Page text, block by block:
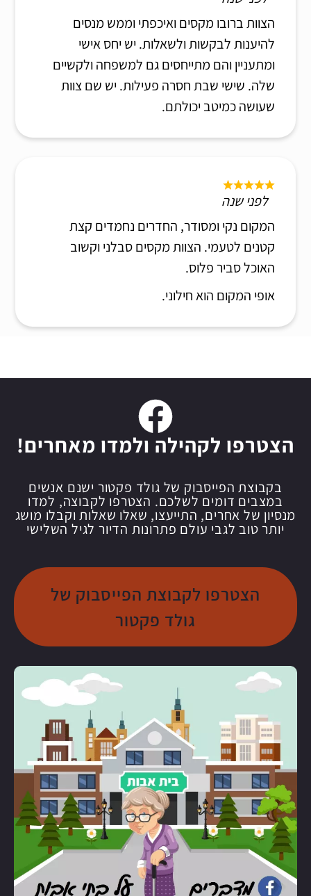
הצוות ברובו מקסים ואיכפתי וממש מנסים
להיענות לבקשות ולשאלות. יש יחס אישי
ומתעניין והם מתייחסים גם למשפחה ולקשיים
שלה. שישי שבת חסרה פעילות. יש שם צוות
שעושה כמיטב יכולתם.
לפני שנה
המקום נקי ומסודר, החדרים נחמדים קצת
קטנים לטעמי. הצוות מקסים סבלני וקשוב
האוכל סביר פלוס.
אופי המקום הוא חילוני.
הצטרפו לקהילה ולמדו מאחרים!
בקבוצת הפייסבוק של גולד פקטור ישנם אנשים
במצבים דומים לשלכם. הצטרפו לקבוצה, למדו
מנסיון של אחרים, התייעצו, שאלו שאלות וקבלו מושג
יותר טוב לגבי עולם פתרונות הדיור לגיל השלישי
הצטרפו לקבוצת הפייסבוק של
גולד פקטור